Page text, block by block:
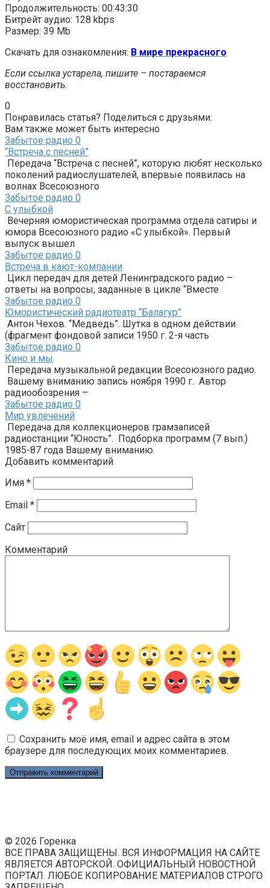
Продолжительность: 00:43:30
Битрейт аудио: 128 kbps
Размер: 39 Mb
Скачать для ознакомления: В мире прекрасного
Если ссылка устарела, пишите – постараемся
восстановить.
0
Понравилась статья? Поделиться с друзьями:
Вам также может быть интересно
Забытое радио 0
“Встреча с песней”
Передача “Встреча с песней”, которую любят несколько
поколений радиослушателей, впервые появилась на
волнах Всесоюзного
Забытое радио 0
С улыбкой
Вечерняя юмористическая программа отдела сатиры и
юмора Всесоюзного радио «С улыбкой». Первый
выпуск вышел
Забытое радио 0
Встреча в кают-компании
Цикл передач для детей Ленинградского радио –
ответы на вопросы, заданные в цикле “Вместе
Забытое радио 0
Юмористический радиотеатр “Балагур”
Антон Чехов. “Медведь”. Шутка в одном действии.
(фрагмент фондовой записи 1950 г. 2-я часть
Забытое радио 0
Кино и мы
Передача музыкальной редакции Всесоюзного радио.
Вашему вниманию запись ноября 1990 г. Автор
радиообозрения –
Забытое радио 0
Мир увлечений
Передача для коллекционеров грамзаписей
радиостанции “Юность”. Подборка программ (7 вып.)
1985-87 года Вашему вниманию.
Добавить комментарий
Имя *
Email *
Сайт
Комментарий
Сохранить моё имя, email и адрес сайта в этом
браузере для последующих моих комментариев.
© 2026 Горенка
ВСЕ ПРАВА ЗАЩИЩЕНЫ. ВСЯ ИНФОРМАЦИЯ НА САЙТЕ
ЯВЛЯЕТСЯ АВТОРСКОЙ. ОФИЦИАЛЬНЫЙ НОВОСТНОЙ
ПОРТАЛ. ЛЮБОЕ КОПИРОВАНИЕ МАТЕРИАЛОВ СТРОГО